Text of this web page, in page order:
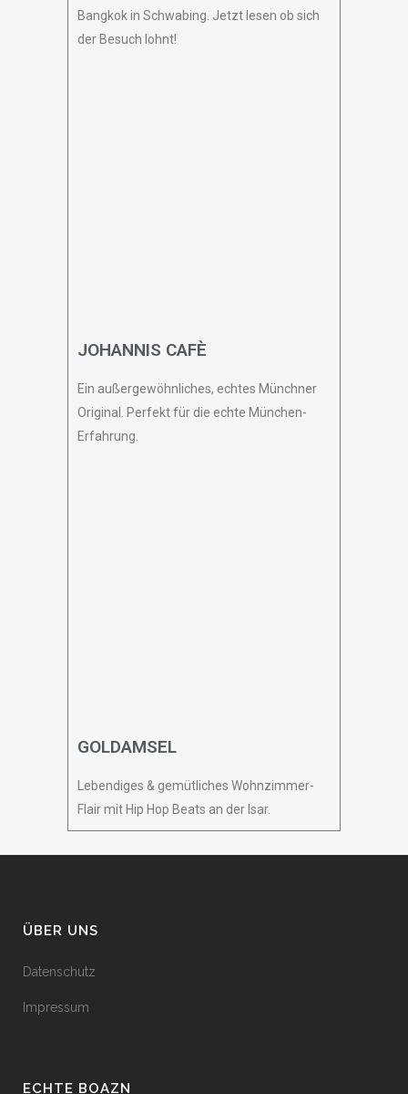
Bangkok in Schwabing. Jetzt lesen ob sich
der Besuch lohnt!
JOHANNIS CAFÈ
Ein außergewöhnliches, echtes Münchner
Original. Perfekt für die echte München-
Erfahrung.
GOLDAMSEL
Lebendiges & gemütliches Wohnzimmer-
Flair mit Hip Hop Beats an der Isar.
ÜBER UNS
Datenschutz
Impressum
ECHTE BOAZN